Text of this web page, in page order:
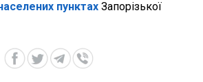
пунктах Запорізької